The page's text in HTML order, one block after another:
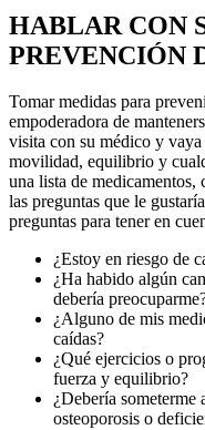
HABLAR CON
PREVENCIÓN
Tomar medidas para
empoderadora de
visita con su médico y
movilidad, equilibrio y
una lista de medicamentos,
las preguntas que le
preguntas para tener en
¿Estoy en riesgo de
¿Ha habido algún
debería
¿Alguno de mis
caídas?
¿Qué ejercicios o
fuerza y equilibrio?
¿Debería someterme
osteoporosis o